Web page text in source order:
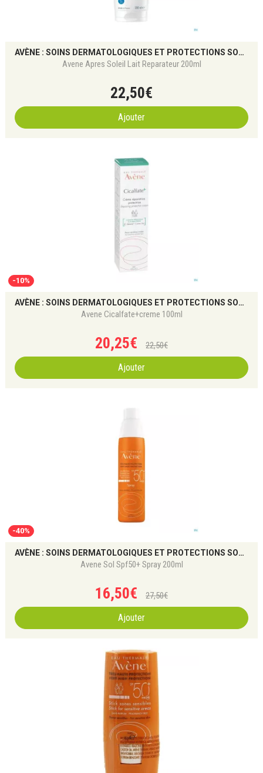
AVÈNE : SOINS DERMATOLOGIQUES ET PROTECTIONS SOLAIRES
Avene Apres Soleil Lait Reparateur 200ml
22,50€
Ajouter
-10%
AVÈNE : SOINS DERMATOLOGIQUES ET PROTECTIONS SOLAIRES
Avene Cicalfate+creme 100ml
20,25€ 22,50€
Ajouter
-40%
AVÈNE : SOINS DERMATOLOGIQUES ET PROTECTIONS SOLAIRES
Avene Sol Spf50+ Spray 200ml
16,50€ 27,50€
Ajouter